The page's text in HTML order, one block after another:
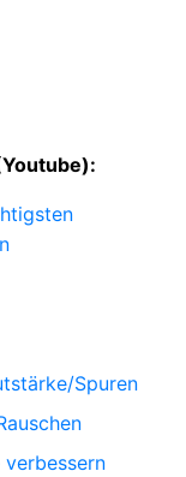
Spuren